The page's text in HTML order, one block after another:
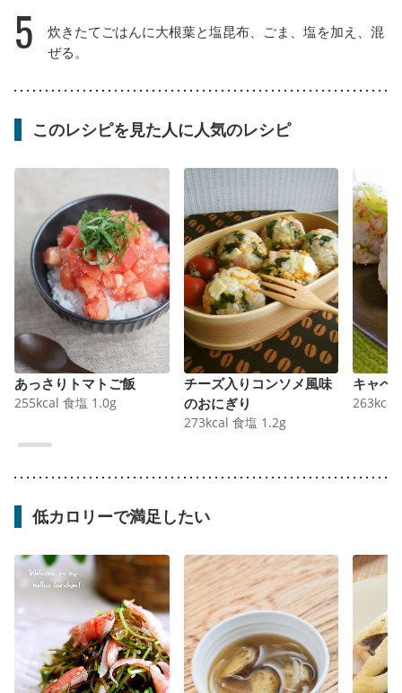
5
炊きたてごはんに大根葉と塩昆布、ごま、塩を加え、混
ぜる。
このレシピを見た人に人気のレシピ
あっさりトマトご飯
255kcal 食塩 1.0g
チーズ入りコンソメ風味
のおにぎり
273kcal 食塩 1.2g
キャベ
263kcal
低カロリーで満足したい